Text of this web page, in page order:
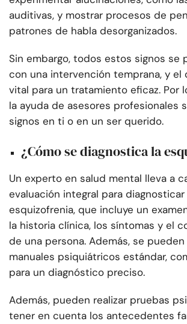
auditivas, y mostrar procesos de
patrones de habla desorganizados.
Sin embargo, todos estos signos se
con una intervención temprana, y el
vital para un tratamiento eficaz. Por
la ayuda de asesores profesionales
signos en ti o en un ser querido.
¿Cómo se diagnostica la
Un experto en salud mental lleva a
evaluación integral para diagnosticar
esquizofrenia, que incluye un
la historia clínica, los síntomas y el
de una persona. Además, se
manuales psiquiátricos estándar,
para un diagnóstico preciso.
Además, pueden realizar pruebas
tener en cuenta los antecedentes